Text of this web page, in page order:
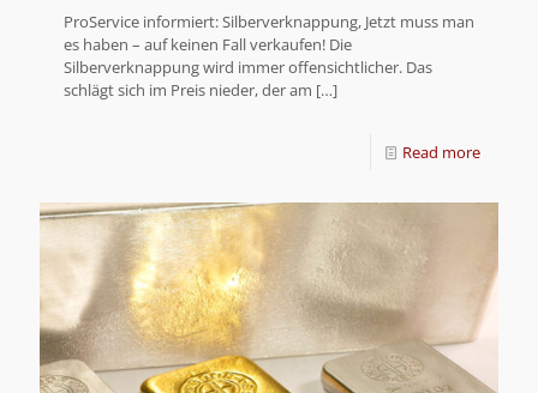
ProService informiert: Silberverknappung, Jetzt muss man
es haben – auf keinen Fall verkaufen! Die
Silberverknappung wird immer offensichtlicher. Das
schlägt sich im Preis nieder, der am […]
Read more